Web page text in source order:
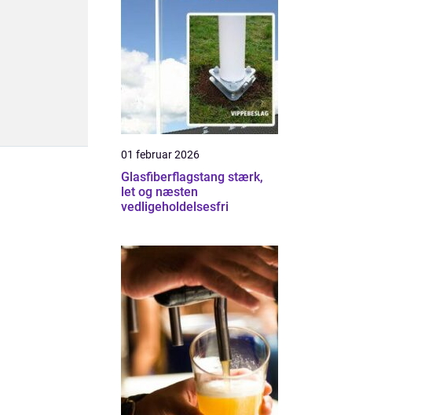
01 februar 2026
Glasfiberflagstang stærk,
let og næsten
vedligeholdelsesfri